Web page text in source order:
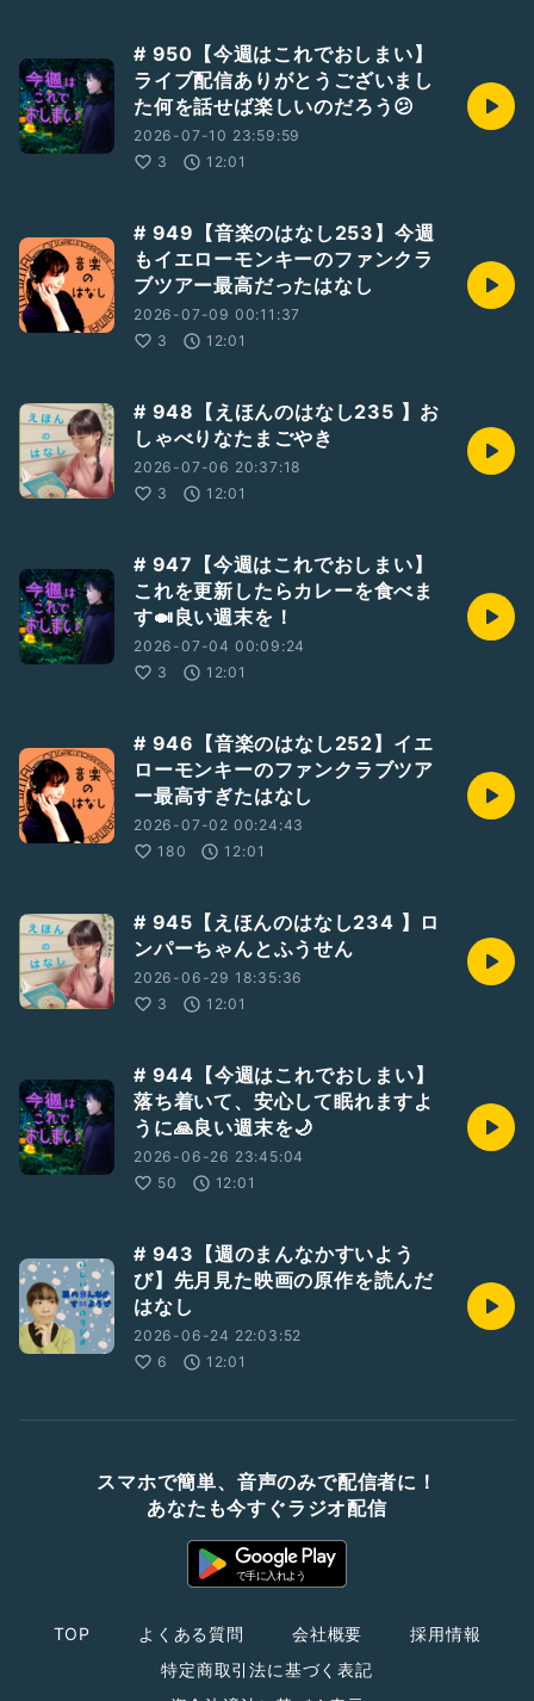
# 950【今週はこれでおしまい】
ライブ配信ありがとうございまし
た何を話せば楽しいのだろう😕
2026-07-10 23:59:59
3
12:01
# 949【音楽のはなし253】今週
もイエローモンキーのファンクラ
ブツアー最高だったはなし
2026-07-09 00:11:37
3
12:01
# 948【えほんのはなし235 】お
しゃべりなたまごやき
2026-07-06 20:37:18
3
12:01
# 947【今週はこれでおしまい】
これを更新したらカレーを食べま
す🍛良い週末を！
2026-07-04 00:09:24
3
12:01
# 946【音楽のはなし252】イエ
ローモンキーのファンクラブツア
ー最高すぎたはなし
2026-07-02 00:24:43
180
12:01
# 945【えほんのはなし234 】ロ
ンパーちゃんとふうせん
2026-06-29 18:35:36
3
12:01
# 944【今週はこれでおしまい】
落ち着いて、安心して眠れますよ
うに🙏良い週末を🌙
2026-06-26 23:45:04
50
12:01
# 943【週のまんなかすいよう
び】先月見た映画の原作を読んだ
はなし
2026-06-24 22:03:52
6
12:01
スマホで簡単、音声のみで配信者に！
あなたも今すぐラジオ配信
TOP よくある質問 会社概要
採用情報
特定商取引法に基づく表記